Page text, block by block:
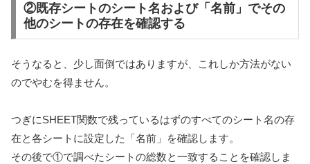
②既存シートのシート名および「名前」でその
他のシートの存在を確認する
そうなると、少し面倒ではありますが、これしか方法がない
のでやむを得ません。
つぎにSHEET関数で残っているはずのすべてのシート名の存
在と各シートに設定した「名前」を確認します。
その後で①で調べたシートの総数と一致することを確認しま